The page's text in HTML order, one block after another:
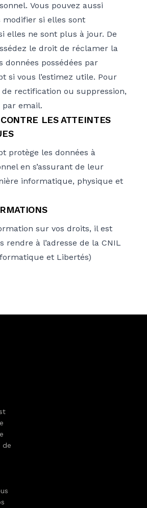
Vous pouvez aussi
modifier si elles sont
elles ne sont plus à jour. De
le droit de réclamer la
données possédées par
si vous l’estimez utile. Pour
rectification ou suppression,
par email.
LES ATTEINTES
protège les données à
en s’assurant de leur
informatique, physique et
sur vos droits, il est
rendre à l’adresse de la CNIL
et Libertés)
de